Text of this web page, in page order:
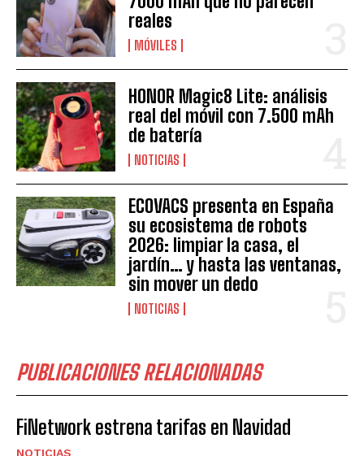
reales
MÓVILES
HONOR Magic8 Lite: análisis
real del móvil con 7.500 mAh
de batería
NOTICIAS
ECOVACS presenta en España
su ecosistema de robots
2026: limpiar la casa, el
jardín… y hasta las ventanas,
sin mover un dedo
NOTICIAS
PUBLICACIONES RELACIONADAS
FiNetwork estrena tarifas en Navidad
NOTICIAS